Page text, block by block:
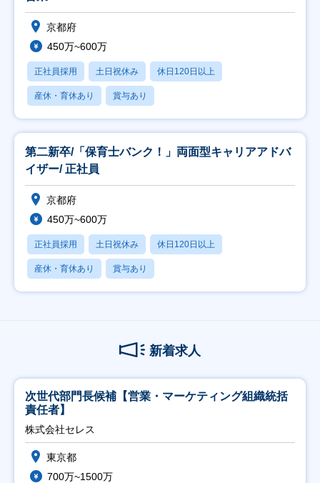
京都府
450万~600万
正社員採用 土日祝休み 休日120日以上
産休・育休あり 賞与あり
第二新卒/「保育士バンク！」両面型キャリアアドバ
イザー/ 正社員
京都府
450万~600万
正社員採用 土日祝休み 休日120日以上
産休・育休あり 賞与あり
新着求人
次世代部門長候補【営業・マーケティング組織統括
責任者】
株式会社セレス
東京都
700万~1500万